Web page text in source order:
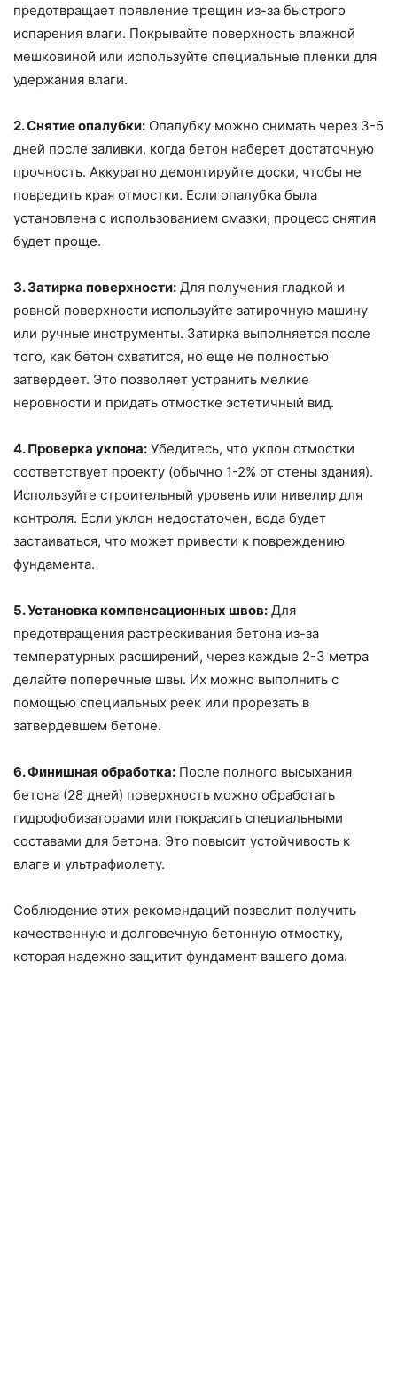
предотвращает появление трещин из-за быстрого
испарения влаги. Покрывайте поверхность влажной
мешковиной или используйте специальные пленки для
удержания влаги.
2. Снятие опалубки: Опалубку можно снимать через 3-5
дней после заливки, когда бетон наберет достаточную
прочность. Аккуратно демонтируйте доски, чтобы не
повредить края отмостки. Если опалубка была
установлена с использованием смазки, процесс снятия
будет проще.
3. Затирка поверхности: Для получения гладкой и
ровной поверхности используйте затирочную машину
или ручные инструменты. Затирка выполняется после
того, как бетон схватится, но еще не полностью
затвердеет. Это позволяет устранить мелкие
неровности и придать отмостке эстетичный вид.
4. Проверка уклона: Убедитесь, что уклон отмостки
соответствует проекту (обычно 1-2% от стены здания).
Используйте строительный уровень или нивелир для
контроля. Если уклон недостаточен, вода будет
застаиваться, что может привести к повреждению
фундамента.
5. Установка компенсационных швов: Для
предотвращения растрескивания бетона из-за
температурных расширений, через каждые 2-3 метра
делайте поперечные швы. Их можно выполнить с
помощью специальных реек или прорезать в
затвердевшем бетоне.
6. Финишная обработка: После полного высыхания
бетона (28 дней) поверхность можно обработать
гидрофобизаторами или покрасить специальными
составами для бетона. Это повысит устойчивость к
влаге и ультрафиолету.
Соблюдение этих рекомендаций позволит получить
качественную и долговечную бетонную отмостку,
которая надежно защитит фундамент вашего дома.